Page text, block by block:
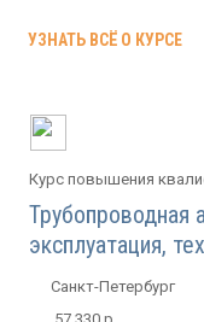
УЗНАТЬ ВСЁ О КУРСЕ
Курс повышения
Трубопроводная
эксплуатация,
Санкт-Петербург